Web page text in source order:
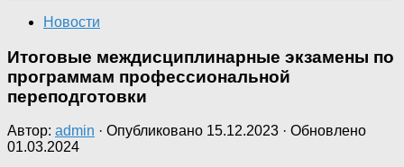
Новости
Итоговые междисциплинарные экзамены по
программам профессиональной
переподготовки
Автор: admin · Опубликовано 15.12.2023 · Обновлено
01.03.2024